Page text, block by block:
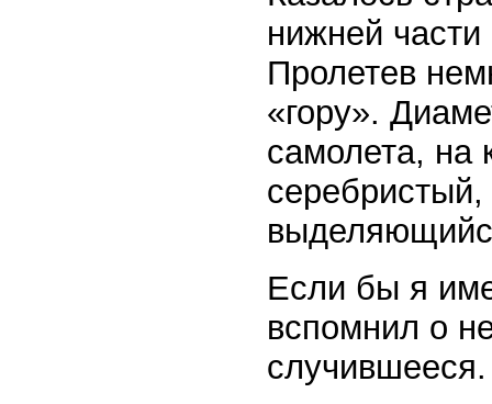
нижней
Пролетев
«гору».
самолета, на
Если бы я
вспомнил о
случившееся.